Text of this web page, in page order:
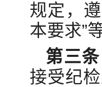
规定，
本要求”
第三条
接受纪